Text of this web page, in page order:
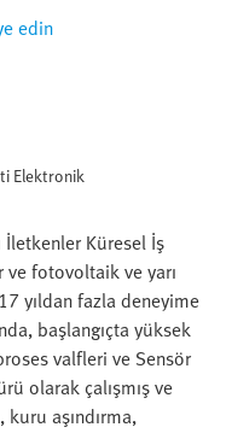
edin
Elektronik
İletkenler Küresel İş
fotovoltaik ve yarı
yıldan fazla deneyime
başlangıçta yüksek
valfleri ve Sensör
olarak çalışmış ve
aşındırma,